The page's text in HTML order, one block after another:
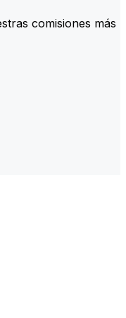
comisiones más